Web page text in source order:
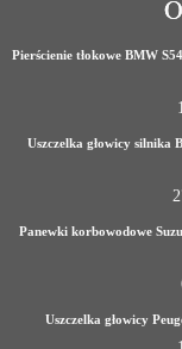
Pierścienie tłokowe BMW
Uszczelka głowicy silnika
Panewki korbowodowe
Uszczelka głowicy